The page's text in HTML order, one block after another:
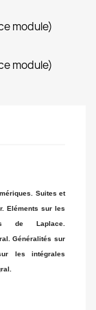
module)
module)
Suites et
Eléments sur les
de Laplace.
Généralités sur
les intégrales